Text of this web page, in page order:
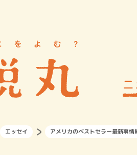
エッセイ アメリカのベストセラー最新事